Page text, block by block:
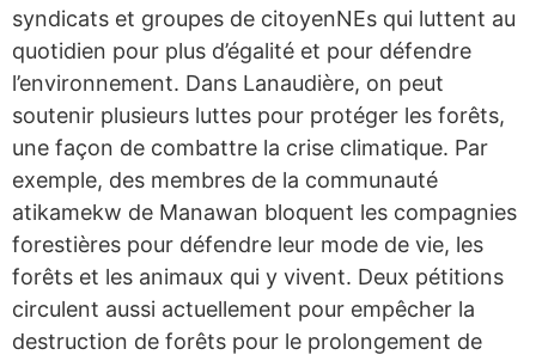
syndicats et groupes de citoyenNEs qui luttent au
quotidien pour plus d’égalité et pour défendre
l’environnement. Dans Lanaudière, on peut
soutenir plusieurs luttes pour protéger les forêts,
une façon de combattre la crise climatique. Par
exemple, des membres de la communauté
atikamekw de Manawan bloquent les compagnies
forestières pour défendre leur mode de vie, les
forêts et les animaux qui y vivent. Deux pétitions
circulent aussi actuellement pour empêcher la
destruction de forêts pour le prolongement de